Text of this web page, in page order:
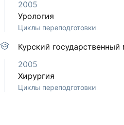
2005
Урология
Циклы переподготовки
Курский
2005
Хирургия
Циклы переподготовки